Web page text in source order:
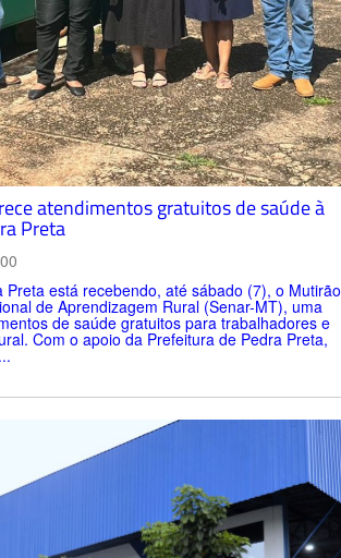
atendimentos gratuitos de saúde à
Preta
Preta está recebendo, até sábado (7), o Mutirão
de Aprendizagem Rural (Senar-MT), uma
de saúde gratuitos para trabalhadores e
Com o apoio da Prefeitura de Pedra Preta,